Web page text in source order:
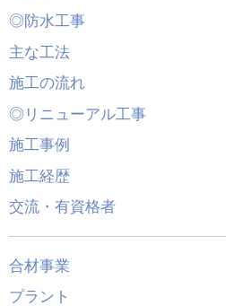
◎防水工事
主な工法
施工の流れ
◎リニューアル工事
施工事例
施工経歴
交流・有資格者
合材事業
プラント